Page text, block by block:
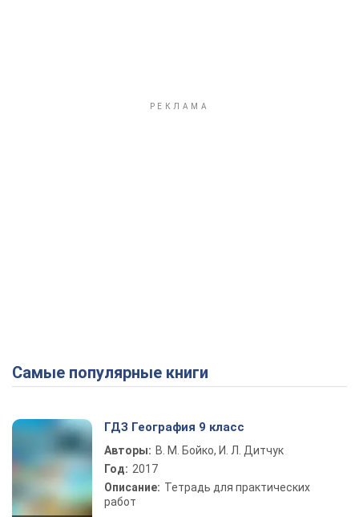
Самые популярные книги
ГДЗ География 9 класс
Авторы: В. М. Бойко, И. Л. Дитчук
Год: 2017
Описание: Тетрадь для практических
работ